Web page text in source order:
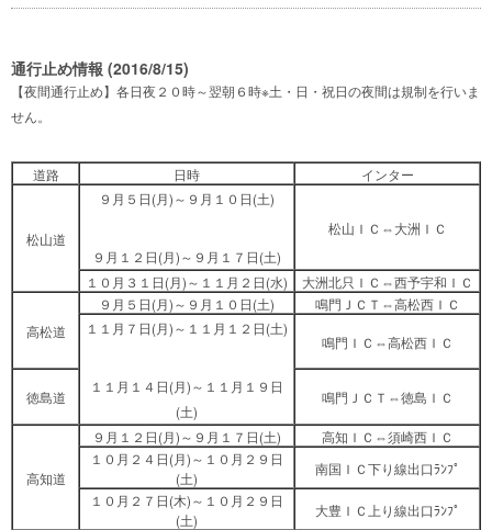
通行止め情報 (2016/8/15)
【夜間通行止め】各日夜２０時～翌朝６時※土・日・祝日の夜間は規制を行いま
せん。
道路 日時 インター
松山道
９月５日(月)～９月１０日(土)
９月１２日(月)～９月１７日(土)
松山ＩＣ⇔大洲ＩＣ
１０月３１日(月)～１１月２日(水) 大洲北只ＩＣ⇔西予宇和ＩＣ
高松道
９月５日(月)～９月１０日(土)
鳴門ＪＣＴ⇔高松西ＩＣ
１１月７日(月)～１１月１２日(土)
１１月１４日(月)～１１月１９日
(土)
鳴門ＩＣ⇔高松西ＩＣ
徳島道 鳴門ＪＣＴ⇔徳島ＩＣ
高知道
９月１２日(月)～９月１７日(土)
高知ＩＣ⇔須崎西ＩＣ
１０月２４日(月)～１０月２９日
(土)
南国ＩＣ下り線出口ﾗﾝﾌﾟ
１０月２７日(木)～１０月２９日
(土)
大豊ＩＣ上り線出口ﾗﾝﾌﾟ